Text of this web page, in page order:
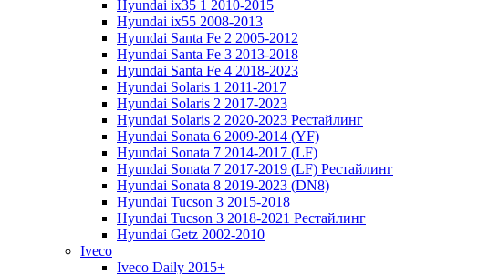
Hyundai ix35 1 2010-2015
Hyundai ix55 2008-2013
Hyundai Santa Fe 2 2005-2012
Hyundai Santa Fe 3 2013-2018
Hyundai Santa Fe 4 2018-2023
Hyundai Solaris 1 2011-2017
Hyundai Solaris 2 2017-2023
Hyundai Solaris 2 2020-2023 Рестайлинг
Hyundai Sonata 6 2009-2014 (YF)
Hyundai Sonata 7 2014-2017 (LF)
Hyundai Sonata 7 2017-2019 (LF) Рестайлинг
Hyundai Sonata 8 2019-2023 (DN8)
Hyundai Tucson 3 2015-2018
Hyundai Tucson 3 2018-2021 Рестайлинг
Hyundai Getz 2002-2010
Iveco
Iveco Daily 2015+